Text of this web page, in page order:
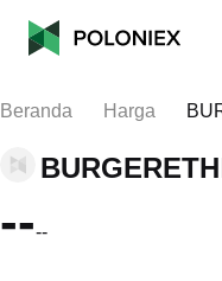
Beranda Harga
BURGERETH
----